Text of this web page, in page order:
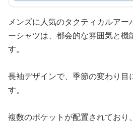
メンズに人気のタクティカルアー
ーシャツは、都会的な雰囲気と機
す。
長袖デザインで、季節の変わり目
す。
複数のポケットが配置されており